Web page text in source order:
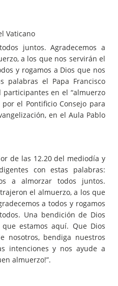
Vaticano
juntos. Agradecemos a
a los que nos servirán el
y rogamos a Dios que nos
palabras el Papa Francisco
en el “almuerzo
el Pontificio Consejo para
en el Aula Pablo
de las 12.20 del mediodía y
con estas palabras:
a almorzar todos juntos.
el almuerzo, a los que
a todos y rogamos
Una bendición de Dios
estamos aquí. Que Dios
nosotros, bendiga nuestros
intenciones y nos ayude a
almuerzo!”.